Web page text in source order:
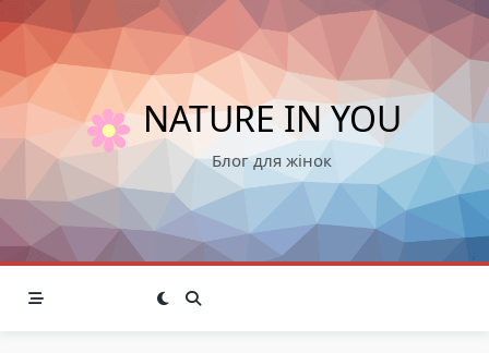
Skip
to
content
NATURE IN YOU
Блог для жінок